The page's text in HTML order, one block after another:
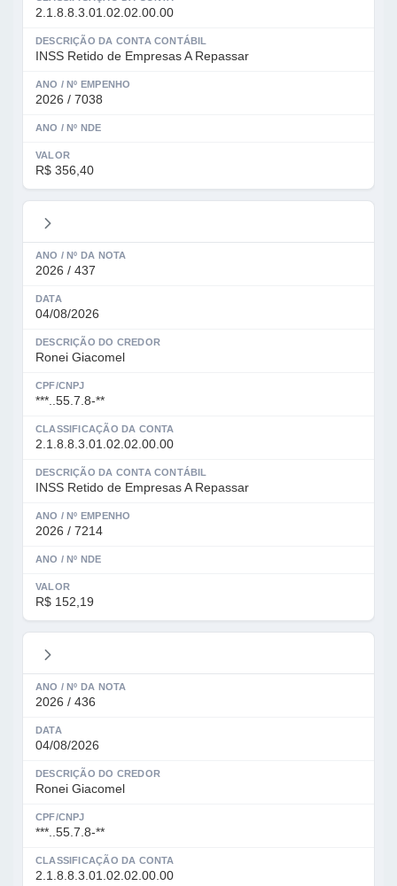
2.1.8.8.3.01.02.02.00.00
DESCRIÇÃO DA CONTA CONTÁBIL
INSS Retido de Empresas A Repassar
ANO / Nº EMPENHO
2026 / 7038
ANO / Nº NDE
VALOR
R$ 356,40
ANO / Nº DA NOTA
2026 / 437
DATA
04/08/2026
DESCRIÇÃO DO CREDOR
Ronei Giacomel
CPF/CNPJ
***..55.7.8-**
CLASSIFICAÇÃO DA CONTA
2.1.8.8.3.01.02.02.00.00
DESCRIÇÃO DA CONTA CONTÁBIL
INSS Retido de Empresas A Repassar
ANO / Nº EMPENHO
2026 / 7214
ANO / Nº NDE
VALOR
R$ 152,19
ANO / Nº DA NOTA
2026 / 436
DATA
04/08/2026
DESCRIÇÃO DO CREDOR
Ronei Giacomel
CPF/CNPJ
***..55.7.8-**
CLASSIFICAÇÃO DA CONTA
2.1.8.8.3.01.02.02.00.00